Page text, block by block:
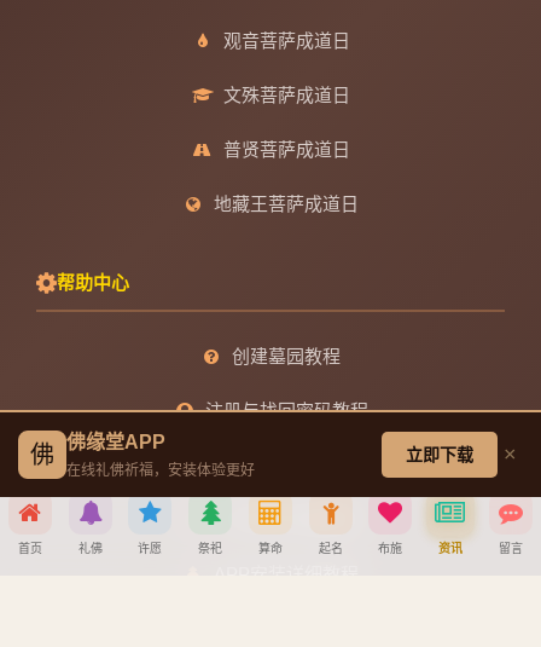
观音菩萨成道日
文殊菩萨成道日
普贤菩萨成道日
地藏王菩萨成道日
帮助中心
创建墓园教程
注册与找回密码教程
宝宝公司八字起名教程
八字算命详细教程
佛 佛缘堂APP
在线礼佛祈福，安装体验更好
立即下载 ×
首页 礼佛 许愿 祭祀 算命 起名 布施 资讯 留言